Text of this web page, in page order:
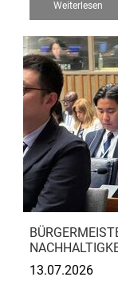
Weiterlesen
13.07.2026